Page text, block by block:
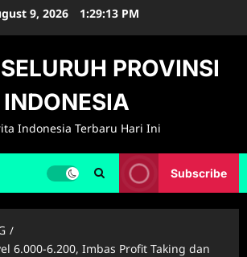
9, 2026 1:29:14 PM
PROVINSI
INDONESIA
Indonesia Terbaru Hari Ini
Subscribe
6.000-6.200, Imbas Profit Taking dan